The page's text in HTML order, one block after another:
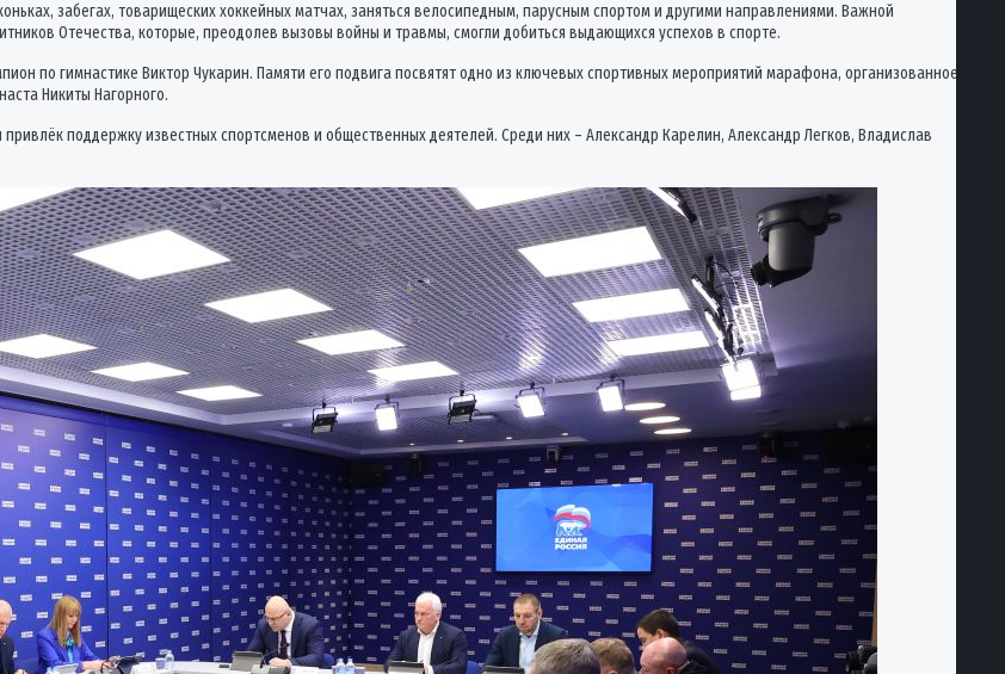
забегах, товарищеских хоккейных матчах, заняться велосипедным, парусным спортом и другими направлениями. Важной
Отечества, которые, преодолев вызовы войны и травмы, смогли добиться выдающихся успехов в спорте.
по гимнастике Виктор Чукарин. Памяти его подвига посвятят одно из ключевых спортивных мероприятий марафона, организованное
Никиты Нагорного.
поддержку известных спортсменов и общественных деятелей. Среди них – Александр Карелин, Александр Легков, Владислав